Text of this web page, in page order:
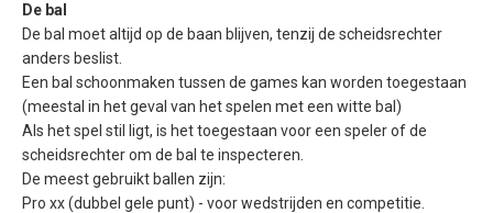
De bal
De bal moet altijd op de baan blijven, tenzij de scheidsrechter
anders beslist.
Een bal schoonmaken tussen de games kan worden toegestaan
(meestal in het geval van het spelen met een witte bal)
Als het spel stil ligt, is het toegestaan voor een speler of de
scheidsrechter om de bal te inspecteren.
De meest gebruikt ballen zijn:
Pro xx (dubbel gele punt) - voor wedstrijden en competitie.